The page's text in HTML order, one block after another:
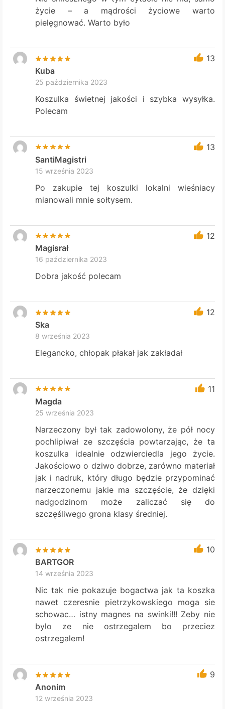
życie – a mądrości życiowe warto
pielęgnować. Warto było
13
Kuba
25 października 2023
Koszulka świetnej jakości i szybka wysyłka.
Polecam
13
SantiMagistri
15 września 2023
Po zakupie tej koszulki lokalni wieśniacy
mianowali mnie sołtysem.
12
Magisrał
16 października 2023
Dobra jakość polecam
12
Ska
8 września 2023
Elegancko, chłopak płakał jak zakładał
11
Magda
25 września 2023
Narzeczony był tak zadowolony, że pół nocy
pochlipiwał ze szczęścia powtarzając, że ta
koszulka idealnie odzwierciedla jego życie.
Jakościowo o dziwo dobrze, zarówno materiał
jak i nadruk, który długo będzie przypominać
narzeczonemu jakie ma szczęście, że dzięki
nadgodzinom może zaliczać się do
szczęśliwego grona klasy średniej.
10
BARTGOR
14 września 2023
Nic tak nie pokazuje bogactwa jak ta koszka
nawet czeresnie pietrzykowskiego moga sie
schowac… istny magnes na swinki!!! Zeby nie
bylo ze nie ostrzegalem bo przeciez
ostrzegalem!
9
Anonim
12 września 2023